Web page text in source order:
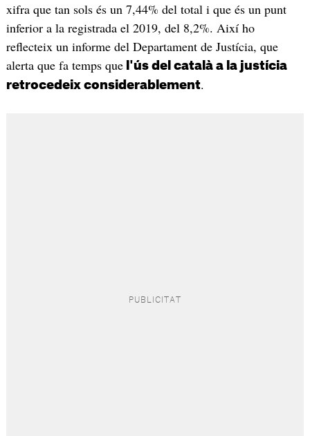
xifra que tan sols és un 7,44% del total i que és un punt
inferior a la registrada el 2019, del 8,2%. Així ho
reflecteix un informe del Departament de Justícia, que
alerta que fa temps quel'ús del català a la justícia
retrocedeix considerablement.